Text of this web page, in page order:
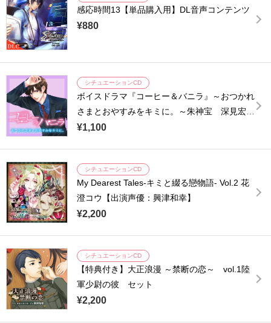
感応時間13【単品購入用】DL音声コンテンツ
¥880
シチュエーションCD
ボイスドラマ『コーヒー＆バニラ』～おつかれ
さまとおやすみをキミに。～朱神宝 深見宏斗
【出演声優：興津和幸】
¥1,100
シチュエーションCD
My Dearest Tales-キミと綴る戀物語- Vol.2 花
澄コウ【出演声優：興津和幸】
¥2,200
シチュエーションCD
【特典付き】大正浪漫 ～禁断の恋～ vol.1陸
軍少尉の彼 セット
¥2,200